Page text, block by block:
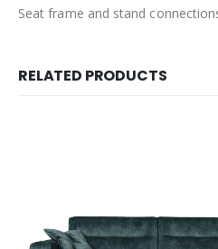
Seat frame and stand
RELATED PRODUCTS